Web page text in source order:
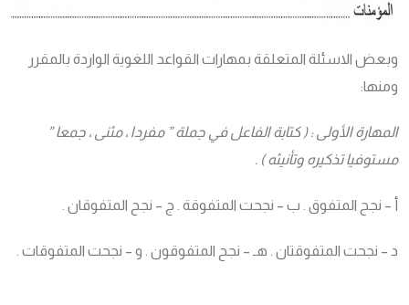
وبعض الاسئلة المتعلقة بمهارات القواعد اللغوية الواردة بالمقرر
ومنها:
المهارة الأولى : ( كتابة الفاعل في جملة ” مفردا ، مثنى ، جمعا ”
مستوفيا تذكيره وتأنيثه ) .
أ – نجح المتفوق . ب – نجحت المتفوقة . ج – نجح المتفوقان .
د – نجحت المتفوقتان . هـ – نجح المتفوقون . و – نجحت المتفوقات .